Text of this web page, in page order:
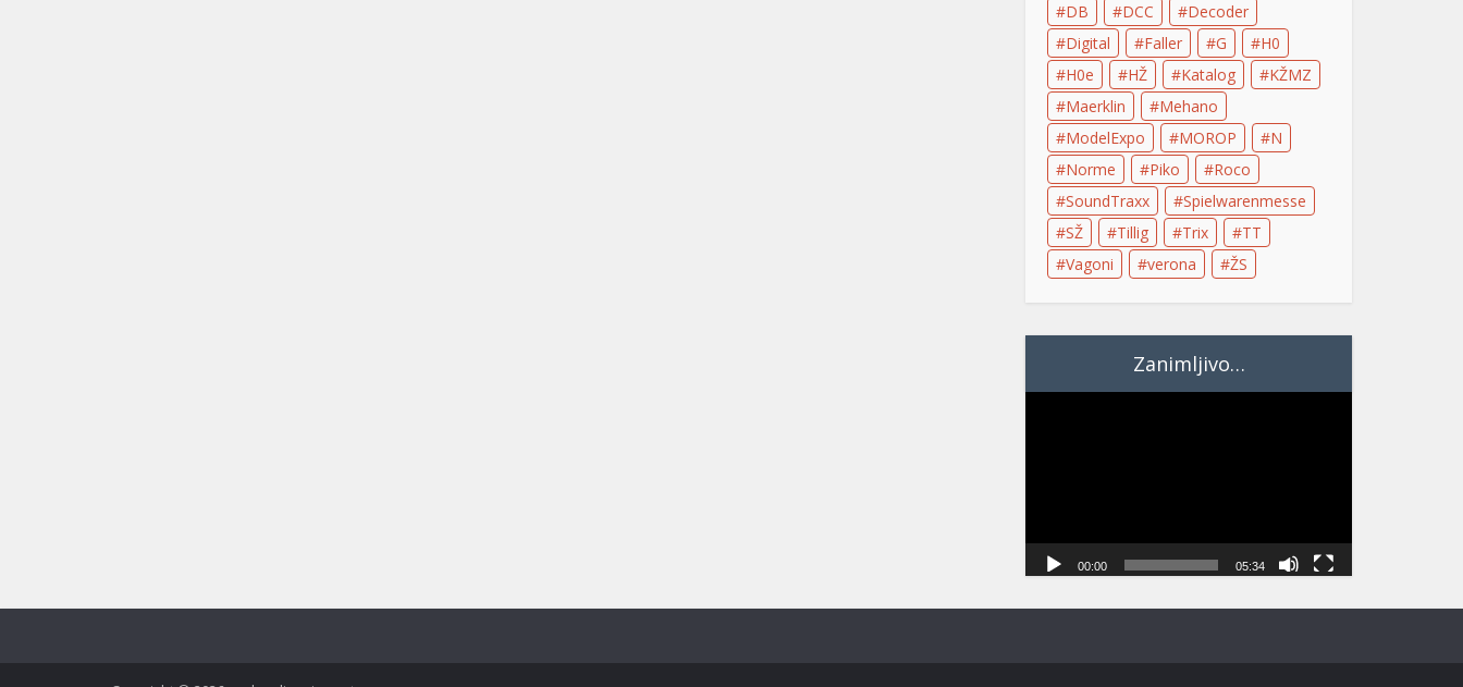
DB
DCC
Decoder
Digital
Faller G
H0
H0e
HŽ Katalog
KŽMZ
Maerklin
Mehano
ModelExpo
MOROP
N
Norme
Piko
Roco
SoundTraxx
Spielwarenmesse
SŽ
Tillig Trix
TT
Vagoni
verona ŽS
Zanimljivo…
00:00 05:34